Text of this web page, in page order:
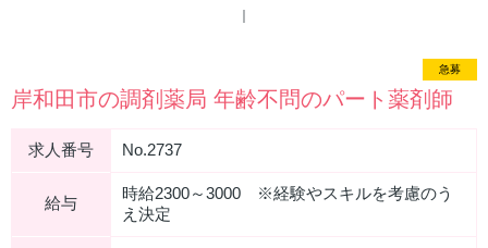
急募
岸和田市の調剤薬局 年齢不問のパート薬剤師
求人番号 No.2737
給与
時給2300～3000 ※経験やスキルを考慮のう
え決定